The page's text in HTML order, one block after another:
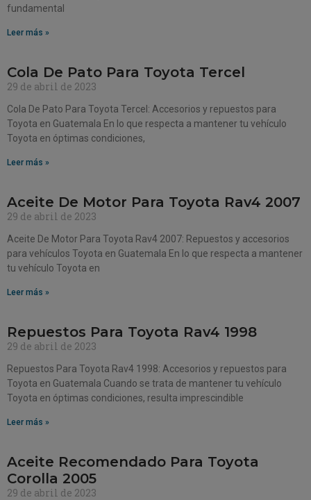
fundamental
Leer más »
Cola De Pato Para Toyota Tercel
29 de abril de 2023
Cola De Pato Para Toyota Tercel: Accesorios y repuestos para
Toyota en Guatemala En lo que respecta a mantener tu vehículo
Toyota en óptimas condiciones,
Leer más »
Aceite De Motor Para Toyota Rav4 2007
29 de abril de 2023
Aceite De Motor Para Toyota Rav4 2007: Repuestos y accesorios
para vehículos Toyota en Guatemala En lo que respecta a mantener
tu vehículo Toyota en
Leer más »
Repuestos Para Toyota Rav4 1998
29 de abril de 2023
Repuestos Para Toyota Rav4 1998: Accesorios y repuestos para
Toyota en Guatemala Cuando se trata de mantener tu vehículo
Toyota en óptimas condiciones, resulta imprescindible
Leer más »
Aceite Recomendado Para Toyota
Corolla 2005
29 de abril de 2023